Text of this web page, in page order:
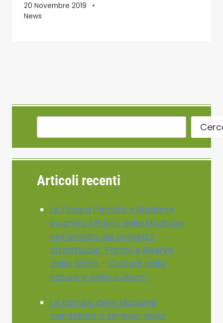
20 Novembre 2019
News
Articoli recenti
La Fidapa Petralia e Madonie
incontra il Parco delle Madonie
nell’ambito del progetto
distrettuale “Parchi e Riserve
della Sicilia – Custodi della
natura e della cultura”.
La farfalla delle Madonie
candidata a simbolo della